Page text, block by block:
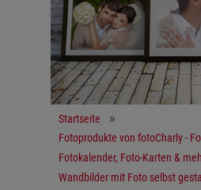
Startseite
Fotoprodukte von fotoCharly -
Fotokalender, Foto-Karten &
Wandbilder mit Foto selbst